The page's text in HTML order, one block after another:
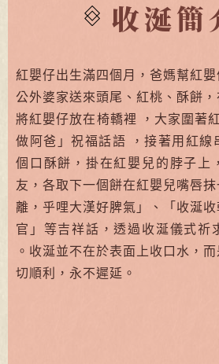
收涎簡
紅嬰仔出生滿四個月，爸媽幫紅
公外婆家送來頭尾、紅桃、酥餅，
將紅嬰仔放在椅轎裡 ，大家圍著
做阿爸」祝福話語 ，接著用紅線
個口酥餅，掛在紅嬰兒的脖子上
友，各取下一個餅在紅嬰兒嘴唇
離，乎哩大漢好脾氣」、「收涎
官」等吉祥話，透過收涎儀式祈
。收涎並不在於表面上收口水，
切順利，永不遲延。